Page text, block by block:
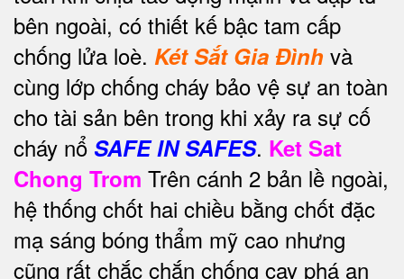
bên ngoài, có thiết kế bậc tam cấp
chống lửa loè. Két Sắt Gia Đình và
cùng lớp chống cháy bảo vệ sự an toàn
cho tài sản bên trong khi xảy ra sự cố
cháy nổ SAFE IN SAFES. Ket Sat
Chong Trom Trên cánh 2 bản lề ngoài,
hệ thống chốt hai chiều bằng chốt đặc
mạ sáng bóng thẩm mỹ cao nhưng
cũng rất chắc chắn chống cạy phá an